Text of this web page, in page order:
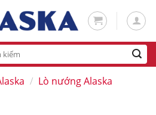
/ Lò nướng Alaska